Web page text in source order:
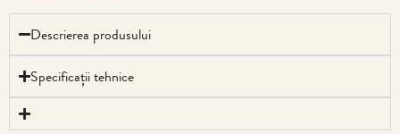
Descrierea produsului
Specificații tehnice